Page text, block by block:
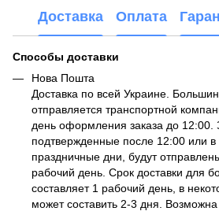
Доставка Оплата
Способы доставки
Нова Пошта
Доставка по всей Украине.
отправляется транспортной
день оформления заказа до 12:00.
подтвержденные после 12:00 или
праздничные дни, будут
рабочий день. Срок доставки для
составляет 1 рабочий день, в
может составить 2-3 дня.